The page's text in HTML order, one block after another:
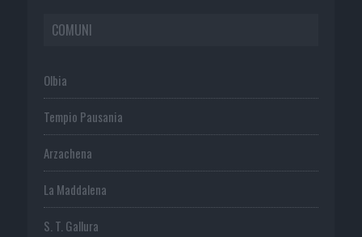
COMUNI
Olbia
Tempio Pausania
Arzachena
La Maddalena
S. T. Gallura